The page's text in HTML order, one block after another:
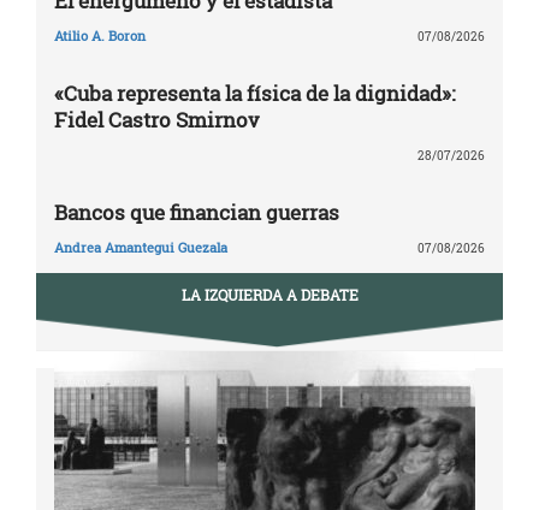
Atilio A. Boron 07/08/2026
«Cuba representa la física de la dignidad»:
Fidel Castro Smirnov
28/07/2026
Bancos que financian guerras
Andrea Amantegui Guezala 07/08/2026
LA IZQUIERDA A DEBATE